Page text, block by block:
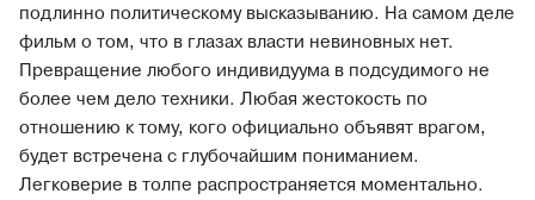
подлинно политическому высказыванию. На самом деле
фильм о том, что в глазах власти невиновных нет.
Превращение любого индивидуума в подсудимого не
более чем дело техники. Любая жестокость по
отношению к тому, кого официально объявят врагом,
будет встречена с глубочайшим пониманием.
Легковерие в толпе распространяется моментально.